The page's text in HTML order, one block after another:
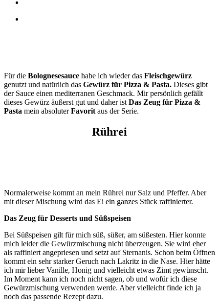
Für die Bolognesesauce habe ich wieder das Fleischgewürz
genutzt und natürlich das Gewürz für Pizza & Pasta. Dieses gibt
der Sauce einen mediterranen Geschmack. Mir persönlich gefällt
dieses Gewürz äußerst gut und daher ist Das Zeug für Pizza &
Pasta mein absoluterFavorit aus der Serie.
Rührei
Normalerweise kommt an mein Rührei nur Salz und Pfeffer. Aber
mit dieser Mischung wird das Ei ein ganzes Stück raffinierter.
Das Zeug für Desserts und Süßspeisen
Bei Süßspeisen gilt für mich süß, süßer, am süßesten. Hier konnte
mich leider die Gewürzmischung nicht überzeugen. Sie wird eher
als raffiniert angepriesen und setzt auf Sternanis. Schon beim Öffnen
kommt ein sehr starker Geruch nach Lakritz in die Nase. Hier hätte
ich mir lieber Vanille, Honig und vielleicht etwas Zimt gewünscht.
Im Moment kann ich noch nicht sagen, ob und wofür ich diese
Gewürzmischung verwenden werde. Aber vielleicht finde ich ja
noch das passende Rezept dazu.